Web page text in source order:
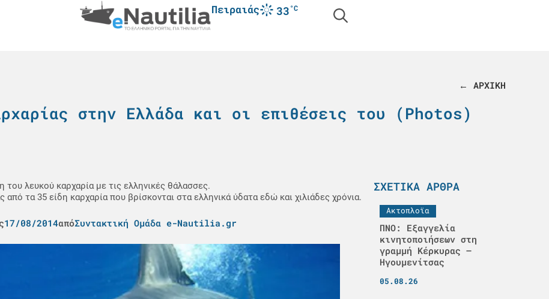
Πειραιάς 33°C
← ΑΡΧΙΚΗ
στην Ελλάδα και οι επιθέσεις του (Photos)
του λευκού καρχαρία με τις ελληνικές θάλασσες.
από τα 35 είδη καρχαρία που βρίσκονται στα ελληνικά ύδατα εδώ και χιλιάδες χρόνια.
17/08/2014απόΣυντακτική Ομάδα e-Nautilia.gr
ΣΧΕΤΙΚΆ ΆΡΘΡΑ
Ακτοπλοϊα
ΠΝΟ: Εξαγγελία
κινητοποιήσεων στη
γραμμή Κέρκυρας –
Ηγουμενίτσας
05.08.26